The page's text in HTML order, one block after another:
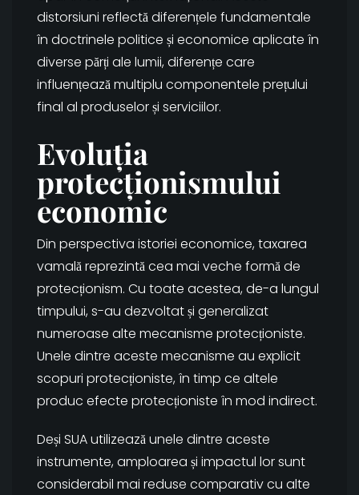
distorsiuni reflectă diferențele fundamentale
în doctrinele politice și economice aplicate în
diverse părți ale lumii, diferențe care
influențează multiplu componentele prețului
final al produselor și serviciilor.
Evoluția
protecționismului
economic
Din perspectiva istoriei economice, taxarea
vamală reprezintă cea mai veche formă de
protecționism. Cu toate acestea, de-a lungul
timpului, s-au dezvoltat și generalizat
numeroase alte mecanisme protecționiste.
Unele dintre aceste mecanisme au explicit
scopuri protecționiste, în timp ce altele
produc efecte protecționiste în mod indirect.
Deși SUA utilizează unele dintre aceste
instrumente, amploarea și impactul lor sunt
considerabil mai reduse comparativ cu alte